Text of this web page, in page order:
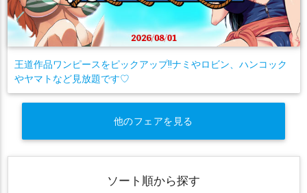
王道作品ワンピースをピックアップ!!ナミやロビン、ハンコック
やヤマトなど見放題です♡
他のフェアを見る
ソート順から探す